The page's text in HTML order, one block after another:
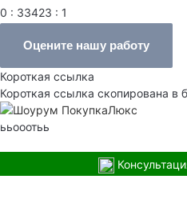
0 : 33423 : 1
Оцените нашу работу
Короткая ссылка
Короткая ссылка скопирована в
ььооотьь